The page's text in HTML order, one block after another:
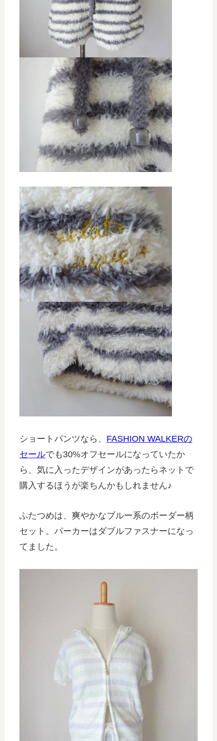
ショートパンツなら、 FASHION WALKERの
セールでも30%オフセールになっていたか
ら、気に入ったデザインがあったらネットで
購入するほうが楽ちんかもしれません♪
ふたつめは、爽やかなブルー系のボーダー柄
セット。パーカーはダブルファスナーになっ
てました。